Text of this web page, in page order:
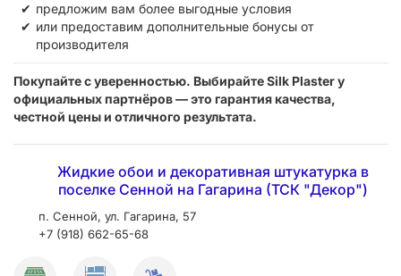
предложим вам более выгодные условия
или предоставим дополнительные бонусы от
производителя
Покупайте с уверенностью. Выбирайте Silk Plaster у
официальных партнёров — это гарантия качества,
честной цены и отличного результата.
Жидкие обои и декоративная штукатурка в
поселке Сенной на Гагарина (ТСК "Декор")
п. Сенной, ул. Гагарина, 57
+7 (918) 662-65-68